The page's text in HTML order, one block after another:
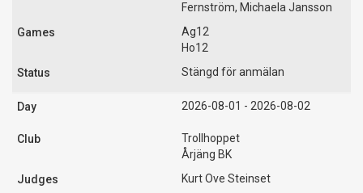
Fernström, Michaela Jansson
Ag12
Ho12
Stängd för anmälan
2026-08-01 - 2026-08-02
Trollhoppet
Årjäng BK
Kurt Ove Steinset